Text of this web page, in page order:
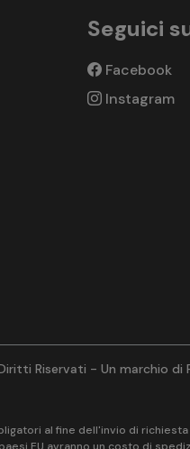
Seguici
Facebook
Instagram
Riservati - Un marchio di
al fine dell'invio di